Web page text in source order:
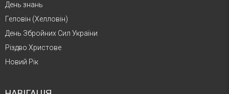
День знань
Геловін (Хелловін)
День Збройних Сил України
Різдво Христове
Новий Рік